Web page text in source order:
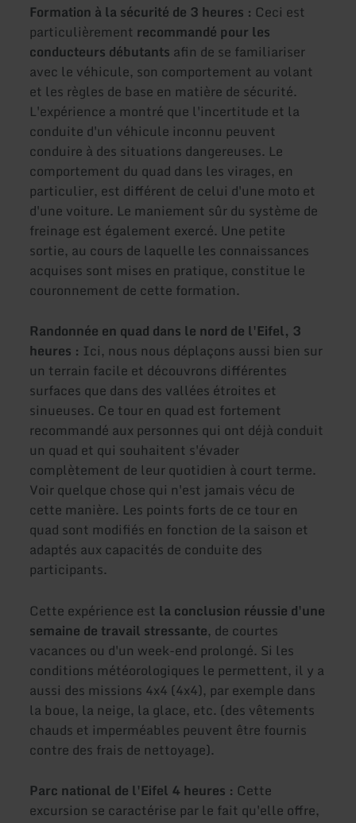
Formation à la sécurité de 3 heures : Ceci est
particulièrement recommandé pour les
conducteurs débutants afin de se familiariser
avec le véhicule, son comportement au volant
et les règles de base en matière de sécurité.
L'expérience a montré que l'incertitude et la
conduite d'un véhicule inconnu peuvent
conduire à des situations dangereuses. Le
comportement du quad dans les virages, en
particulier, est différent de celui d'une moto et
d'une voiture. Le maniement sûr du système de
freinage est également exercé. Une petite
sortie, au cours de laquelle les connaissances
acquises sont mises en pratique, constitue le
couronnement de cette formation.
Randonnée en quad dans le nord de l'Eifel, 3
heures : Ici, nous nous déplaçons aussi bien sur
un terrain facile et découvrons différentes
surfaces que dans des vallées étroites et
sinueuses. Ce tour en quad est fortement
recommandé aux personnes qui ont déjà conduit
un quad et qui souhaitent s'évader
complètement de leur quotidien à court terme.
Voir quelque chose qui n'est jamais vécu de
cette manière. Les points forts de ce tour en
quad sont modifiés en fonction de la saison et
adaptés aux capacités de conduite des
participants.
Cette expérience est la conclusion réussie d'une
semaine de travail stressante, de courtes
vacances ou d'un week-end prolongé. Si les
conditions météorologiques le permettent, il y a
aussi des missions 4x4 (4x4), par exemple dans
la boue, la neige, la glace, etc. (des vêtements
chauds et imperméables peuvent être fournis
contre des frais de nettoyage).
Parc national de l'Eifel 4 heures : Cette
excursion se caractérise par le fait qu'elle offre,